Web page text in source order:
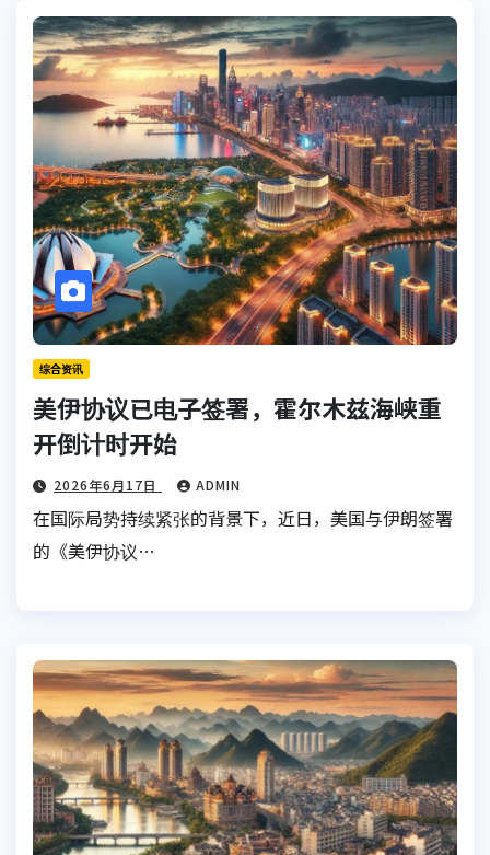
综合资讯
美伊协议已电子签署，霍尔木兹海峡重
开倒计时开始
2026年6月17日 ADMIN
在国际局势持续紧张的背景下，近日，美国与伊朗签署
的《美伊协议…